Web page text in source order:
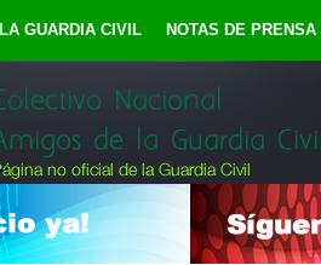
LA GUARDIA CIVIL NOTAS DE PRENSA